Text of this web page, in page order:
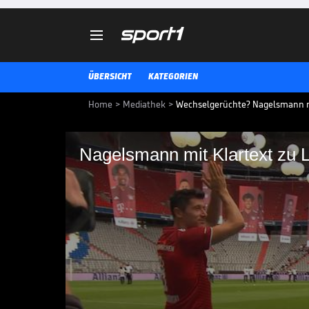

ÜBERSICHT KATEGORIEN
Home > Mediathek > Wechselgerüchte?
Nagelsmann mit Klartext zu
Nagelsmann mit
Nachdem es zum Ende des
Lewandowski gab, hat sich
geäußert.
TRANSFERMARKT